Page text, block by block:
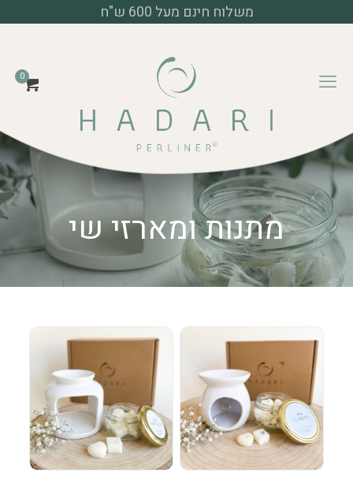
משלוח חינם מעל 600 ש"ח
0
מתנות ומארזי שי